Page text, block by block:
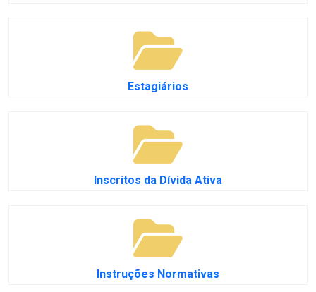
Estagiários
Inscritos da Dívida Ativa
Instruções Normativas